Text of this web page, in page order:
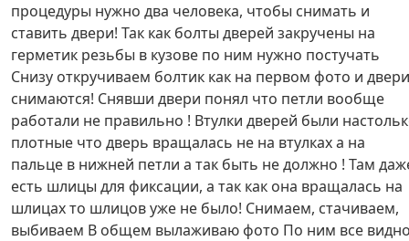
процедуры нужно два человека, чтобы снимать и
ставить двери! Так как болты дверей закручены на
герметик резьбы в кузове по ним нужно постучать
Снизу откручиваем болтик как на первом фото и двери
снимаются! Снявши двери понял что петли вообще
работали не правильно ! Втулки дверей были
плотные что дверь вращалась не на втулках а на
пальце в нижней петли а так быть не должно ! Там
есть шлицы для фиксации, а так как она вращалась на
шлицах то шлицов уже не было! Снимаем, стачиваем,
выбиваем В общем вылаживаю фото По ним все